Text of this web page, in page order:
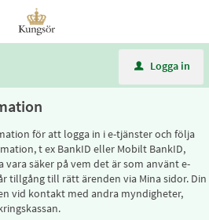
u Logga in
för att logga in i e-tjänster och följa
t ex BankID eller Mobilt BankID,
säker på vem det är som använt e-
tillgång till rätt ärenden via Mina sidor. Din
vid kontakt med andra myndigheter,